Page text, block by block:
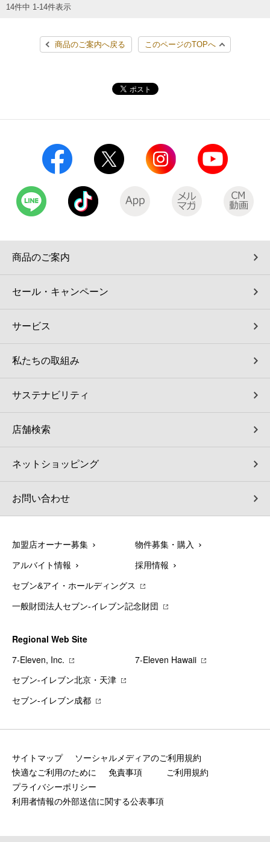
14件中 1-14件表示
商品のご案内へ戻る このページのTOPへ
商品のご案内
セール・キャンペーン
サービス
私たちの取組み
サステナビリティ
店舗検索
ネットショッピング
お問い合わせ
加盟店オーナー募集 物件募集・購入
アルバイト情報 採用情報
セブン&アイ・ホールディングス
一般財団法人セブン-イレブン記念財団
Regional Web Site
7‐Eleven, Inc.
7‐Eleven Hawaii
セブン‐イレブン北京・天津
セブン‐イレブン成都
サイトマップ
ソーシャルメディアのご利用規約
快適なご利用のために
免責事項
ご利用規約
プライバシーポリシー
利用者情報の外部送信に関する公表事項